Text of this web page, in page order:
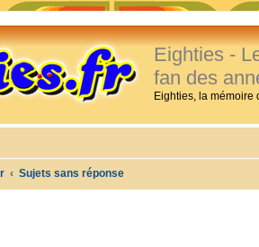
Eighties -
fan des
Eighties, la mémoire
Sujets sans réponse